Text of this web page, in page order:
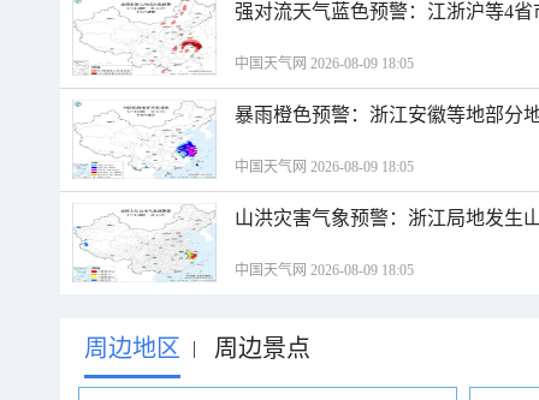
强对流天气蓝色预警：江浙沪等4
中国天气网 2026-08-09 18:05
暴雨橙色预警：浙江安徽等地部分
中国天气网 2026-08-09 18:05
山洪灾害气象预警：浙江局地发生
中国天气网 2026-08-09 18:05
周边地区 | 周边景点